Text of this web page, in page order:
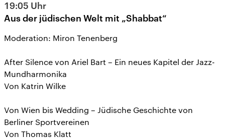
19:05 Uhr
Aus der jüdischen Welt mit „Shabbat“
Moderation: Miron Tenenberg
After Silence von Ariel Bart – Ein neues Kapitel der Jazz-
Mundharmonika
Von Katrin Wilke
Von Wien bis Wedding – Jüdische Geschichte von
Berliner Sportvereinen
Von Thomas Klatt